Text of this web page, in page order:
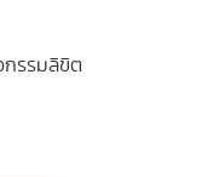
รรมลิขิต